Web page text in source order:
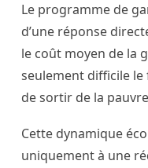
Le programme de
d’une réponse
le coût moyen de la
seulement difficile
de sortir de la
Cette dynamique
uniquement à une